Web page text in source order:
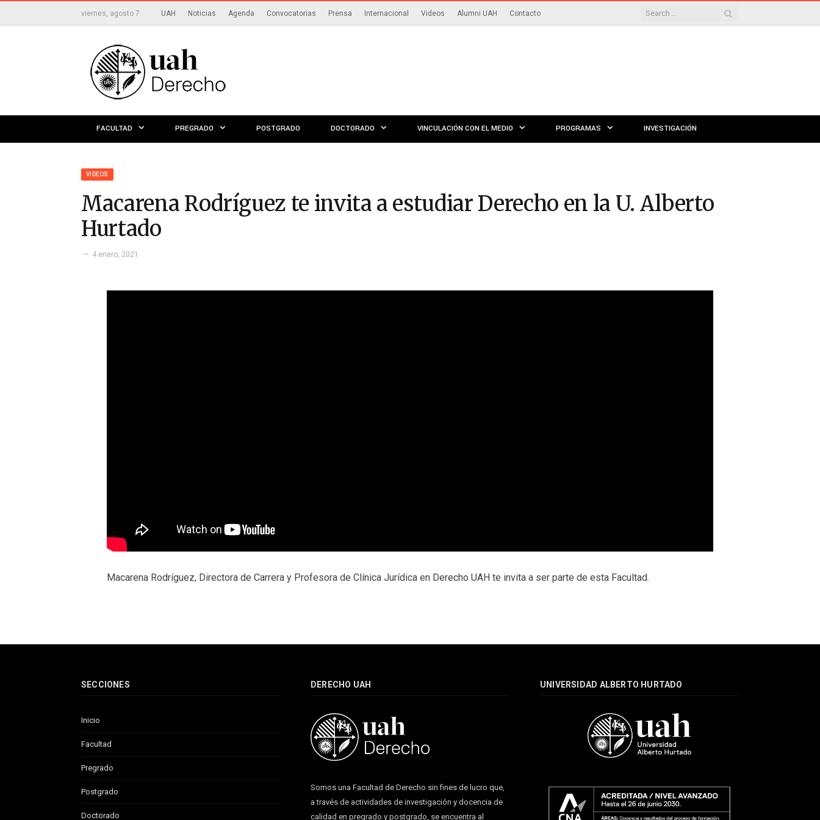
viernes, agosto 7 UAH Noticias Agenda Convocatorias Prensa Internacional Videos Alumni UAH Contacto
FACULTAD PREGRADO POSTGRADO DOCTORADO VINCULACIÓN CON EL MEDIO PROGRAMAS INVESTIGACIÓN
VIDEOS
Macarena Rodríguez te invita a estudiar Derecho en la U. Alberto
Hurtado
4 enero, 2021
Macarena Rodríguez, Directora de Carrera y Profesora de Clínica Jurídica en Derecho UAH te invita a ser parte de esta Facultad.
SECCIONES
Inicio
Facultad
Pregrado
Postgrado
Doctorado
DERECHO UAH
Somos una Facultad de Derecho sin fines de lucro que,
a través de actividades de investigación y docencia de
calidad en pregrado y postgrado, se encuentra al
UNIVERSIDAD ALBERTO HURTADO